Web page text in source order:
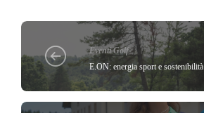
Eventi Golf
E.ON: energia sport e sostenibilità